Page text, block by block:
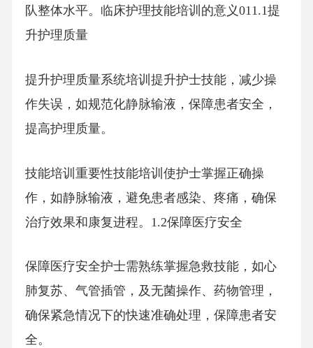
队整体水平。临床护理技能培训的意义011.1提
升护理质量
提升护理质量系统培训提升护士技能，减少操
作失误，如规范化静脉输液，保障患者安全，
提高护理质量。
技能培训重要性技能培训使护士掌握正确操
作，如静脉输液，避免患者感染、疼痛，确保
治疗效果和康复进程。1.2保障医疗安全
保障医疗安全护士需熟练掌握急救技能，如心
肺复苏、气管插管，及无菌操作、药物管理，
确保紧急情况下的快速准确处理，保障患者安
全。